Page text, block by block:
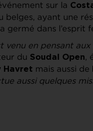
sur la
belges, ayant une
germé dans l’esprit
venu en pensant
du Soudal Open,
Havret mais aussi de
aussi quelques